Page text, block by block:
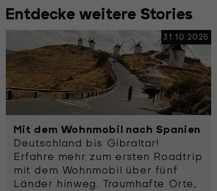
Entdecke weitere Stories
Mit dem Wohnmobil nach Spanien
Deutschland bis Gibraltar!
Erfahre mehr zum ersten Roadtrip
mit dem Wohnmobil über fünf
Länder hinweg. Traumhafte Orte,
31.10.2025